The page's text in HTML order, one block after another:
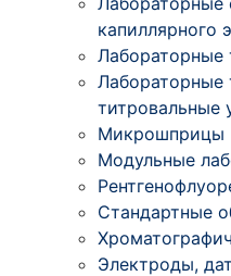
капиллярного
Лабораторные
титровальные
Микрошприцы
Модульные
Стандартные
Электроды,